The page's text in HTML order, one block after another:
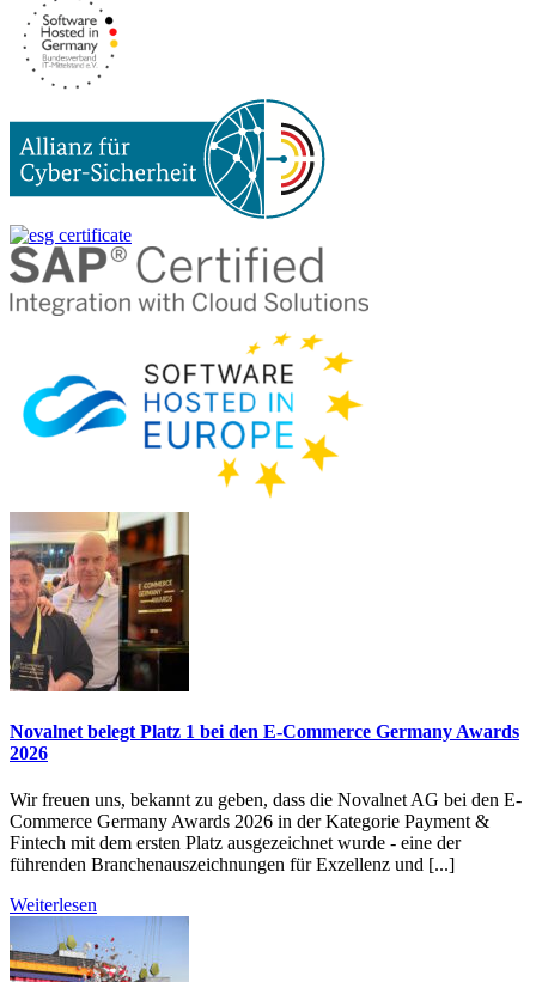
Novalnet belegt Platz 1 bei den E-Commerce Germany Awards
2026
Wir freuen uns, bekannt zu geben, dass die Novalnet AG bei den E-
Commerce Germany Awards 2026 in der Kategorie Payment &
Fintech mit dem ersten Platz ausgezeichnet wurde - eine der
führenden Branchenauszeichnungen für Exzellenz und [...]
Weiterlesen